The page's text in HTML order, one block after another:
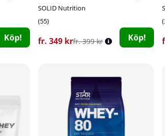
Köp!
SOLID Nutrition
55
fr. 349 krfr. 399 kr Köp!